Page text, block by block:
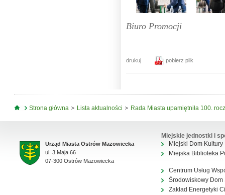
Biuro Promocji
drukuj pobierz plik
Jesteś tutaj
Strona główna Lista aktualności Rada Miasta upamiętniła 100.
Urząd Miasta Ostrów Mazowiecka
ul. 3 Maja 66
07-300 Ostrów Mazowiecka
Miejskie jednostki i
Miejski Dom Kultury
Miejska Biblioteka
Centrum Usług
Środowiskowy Dom
Zakład Energetyki